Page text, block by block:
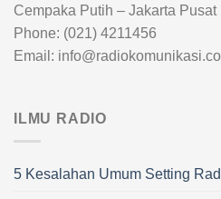
Cempaka Putih – Jakarta Pusat
Phone: (021) 4211456
Email:
ILMU RADIO
5 Kesalahan Umum Setting